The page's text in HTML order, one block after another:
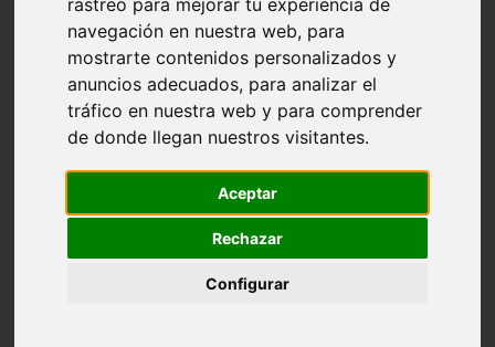
rastreo para mejorar tu experiencia de
navegación en nuestra web, para
mostrarte contenidos personalizados y
anuncios adecuados, para analizar el
tráfico en nuestra web y para comprender
de donde llegan nuestros visitantes.
Aceptar
Rechazar
Configurar
comportamiento
protagonistas
reptiles
abandono
adopci n
ferias
higiene
acuario
comercios
viajar